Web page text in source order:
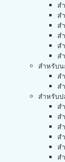
ส
ส
ส
ส
ส
ส
สำหรับน
ส
ส
สำหรับป
ส
ส
ส
ส
ส
ส